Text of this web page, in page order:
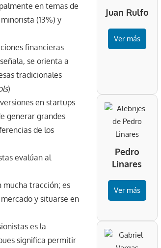
en temas de
(13%) y
financieras
se orienta a
tradicionales
)
en startups
generar grandes
de los
evalúan al
mucha tracción; es
y situarse en
es la
significa permitir
Juan Rulfo
Ver más
Pedro
Linares
Ver más